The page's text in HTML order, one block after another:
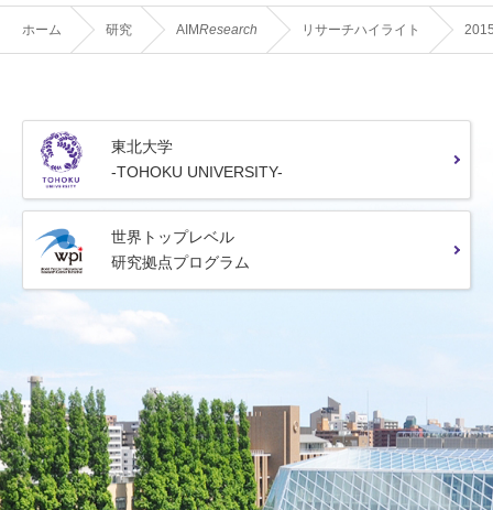
ホーム 研究 AIMResearch リサーチハイライト
東北大学
-TOHOKU UNIVERSITY-
世界トップレベル
研究拠点プログラム